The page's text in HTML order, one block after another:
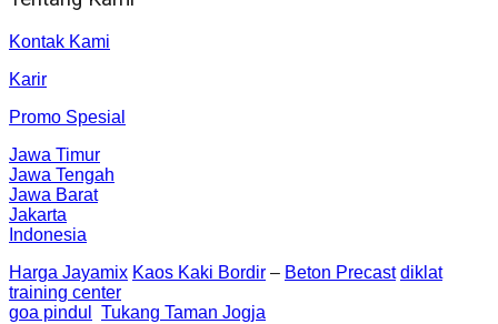
Kontak Kami
Karir
Promo Spesial
Jawa Timur
Jawa Tengah
Jawa Barat
Jakarta
Indonesia
Harga Jayamix Kaos Kaki Bordir – Beton Precast diklat
training center
goa pindul
Tukang Taman Jogja